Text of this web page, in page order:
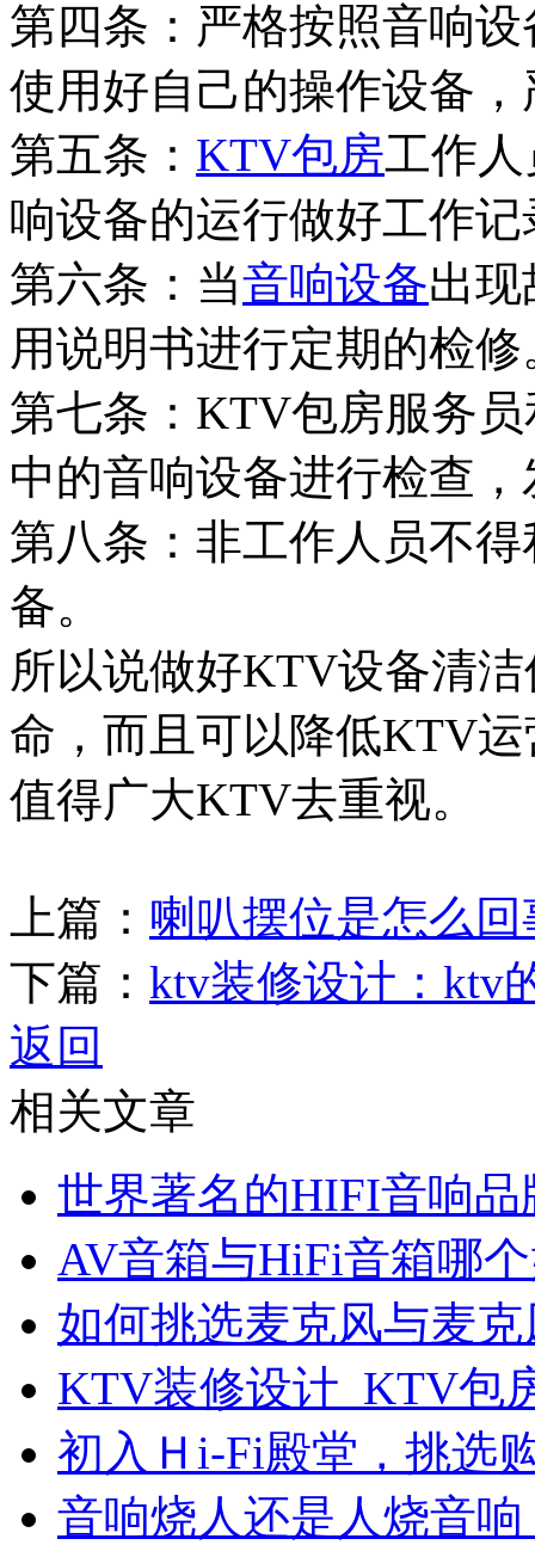
第四条：严格按照音响
使用好自己的操作设备
第五条： KTV包房工作
响设备的运行做好工作记
第六条：当音响设备出
用说明书进行定期的检修
第七条：KTV包房服务
中的音响设备进行检查
第八条：非工作人员不
备。
所以说做好KTV设备清
命，而且可以降低KTV
值得广大KTV去重视。
上篇： 喇叭摆位是怎么
下篇： ktv装修设计：ktv
返回
相关文章
世界著名的HIFI音响品
AV音箱与HiFi音箱哪
如何挑选麦克风与麦
KTV装修设计_KTV包
初入Ｈi-Fi殿堂，挑选
音响烧人还是人烧音响